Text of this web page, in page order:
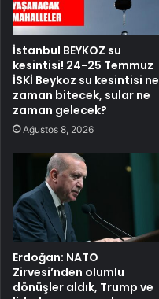
İstanbul BEYKOZ su
kesintisi! 24-25 Temmuz
İSKİ Beykoz su kesintisi ne
zaman bitecek, sular ne
zaman gelecek?
Ağustos 8, 2026
Erdoğan: NATO
Zirvesi’nden olumlu
dönüşler aldık, Trump ve